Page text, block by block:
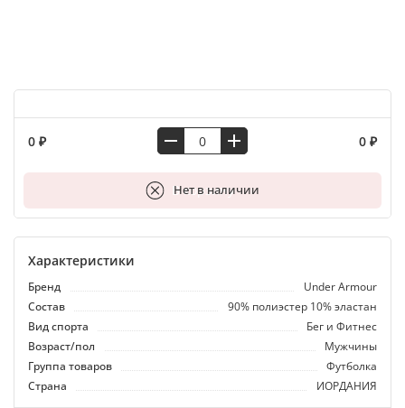
0 ₽ 0 ₽
Нет в наличии
В корзину
Характеристики
Бренд
Under Armour
Состав
90% полиэстер 10% эластан
Вид спорта
Бег и Фитнес
Возраст/пол
Мужчины
Группа товаров
Футболка
Страна
ИОРДАНИЯ